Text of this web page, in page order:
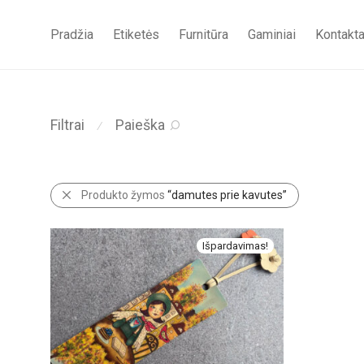
Pradžia Etiketės Furnitūra Gaminiai
Filtrai ⁄ Paieška
Produkto žymos “damutes prie kavutes”
Išpardavimas!